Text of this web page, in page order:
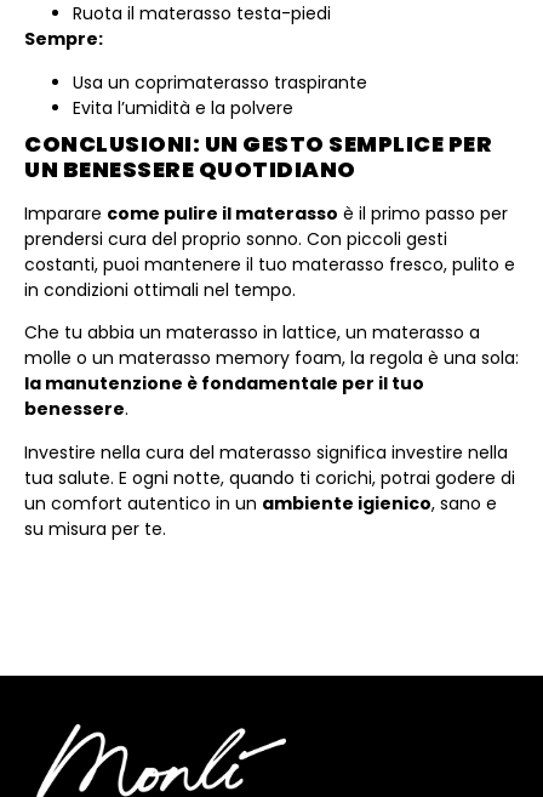
Ruota il materasso testa-piedi
Sempre:
Usa un coprimaterasso traspirante
Evita l’umidità e la polvere
CONCLUSIONI: UN GESTO SEMPLICE PER
UN BENESSERE QUOTIDIANO
Imparare come pulire il materasso è il primo passo per
prendersi cura del proprio sonno. Con piccoli gesti
costanti, puoi mantenere il tuo materasso fresco, pulito e
in condizioni ottimali nel tempo.
Che tu abbia un materasso in lattice, un materasso a
molle o un materasso memory foam, la regola è una sola:
la manutenzione è fondamentale per il tuo
benessere.
Investire nella cura del materasso significa investire nella
tua salute. E ogni notte, quando ti corichi, potrai godere di
un comfort autentico in un ambiente igienico, sano e
su misura per te.